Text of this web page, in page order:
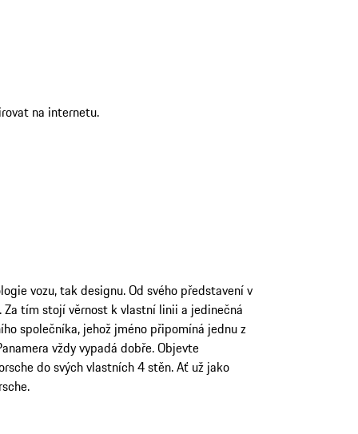
na internetu.
vozu, tak designu. Od svého představení v
tím stojí věrnost k vlastní linii a jedinečná
společníka, jehož jméno připomíná jednu z
vždy vypadá dobře. Objevte
do svých vlastních 4 stěn. Ať už jako